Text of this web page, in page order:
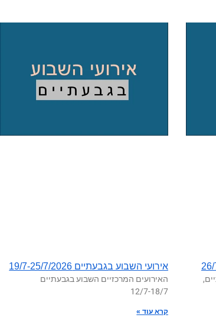
אירועי השבוע בגבעתיים 19/7-25/7/2026
האירועים המרכזיים השבוע בגבעתיים
12/7-18/7
קרא עוד »